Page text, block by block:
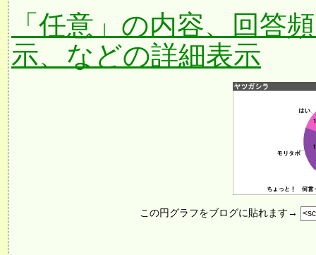
「任意」の内容、回答
示、などの詳細表示
この円グラフをブログに貼れます→